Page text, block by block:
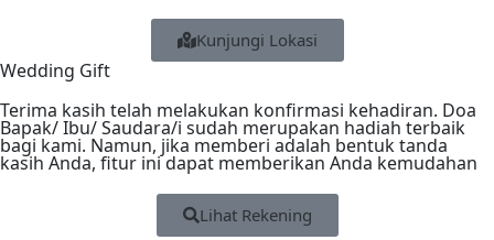
Kunjungi Lokasi
Wedding Gift
Terima kasih telah melakukan konfirmasi kehadiran. Doa
Bapak/ Ibu/ Saudara/i sudah merupakan hadiah terbaik
bagi kami. Namun, jika memberi adalah bentuk tanda
kasih Anda, fitur ini dapat memberikan Anda kemudahan
Lihat Rekening